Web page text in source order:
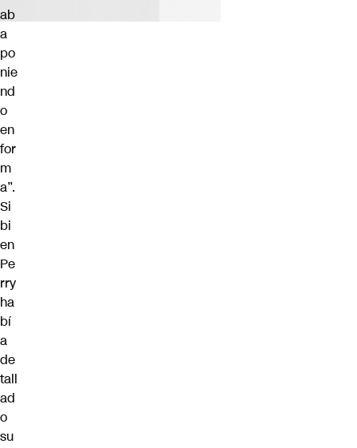
ab
a
po
nie
nd
o
en
for
m
a”.
Si
bi
en
Pe
rry
ha
bí
a
de
tall
ad
o
su